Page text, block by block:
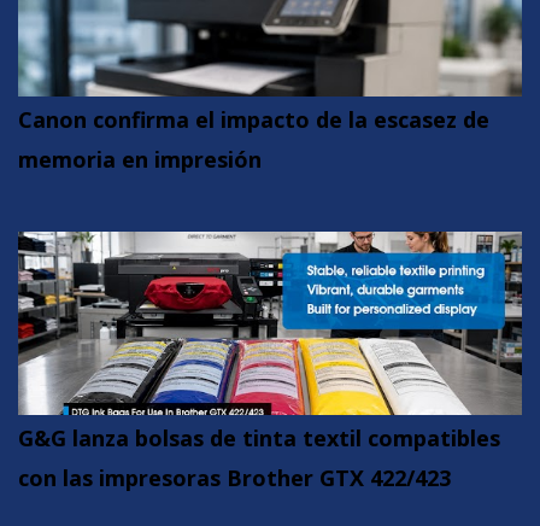
Canon confirma el impacto de la escasez de
memoria en impresión
G&G lanza bolsas de tinta textil compatibles
con las impresoras Brother GTX 422/423